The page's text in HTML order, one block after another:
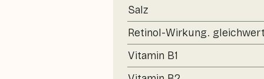
Salz
Retinol-Wirkung.
Vitamin B1